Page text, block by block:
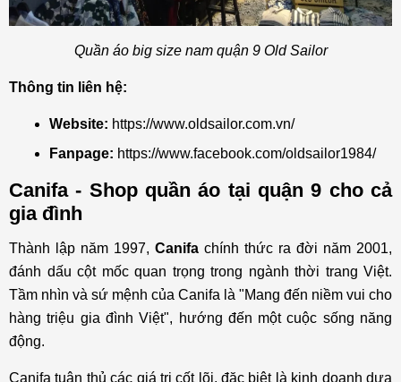
Quần áo big size nam quận 9 Old Sailor
Thông tin liên hệ:
Website: https://www.oldsailor.com.vn/
Fanpage: https://www.facebook.com/oldsailor1984/
Canifa - Shop quần áo tại quận 9 cho cả
gia đình
Thành lập năm 1997, Canifa chính thức ra đời năm 2001,
đánh dấu cột mốc quan trọng trong ngành thời trang Việt.
Tầm nhìn và sứ mệnh của Canifa là "Mang đến niềm vui cho
hàng triệu gia đình Việt", hướng đến một cuộc sống năng
động.
Canifa tuân thủ các giá trị cốt lõi, đặc biệt là kinh doanh dựa